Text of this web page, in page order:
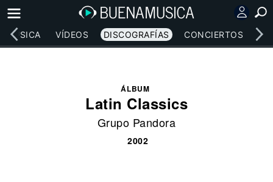
MÚSICA VÍDEOS DISCOGRAFÍAS CONCIERTOS
ÁLBUM
Latin Classics
Grupo Pandora
2002